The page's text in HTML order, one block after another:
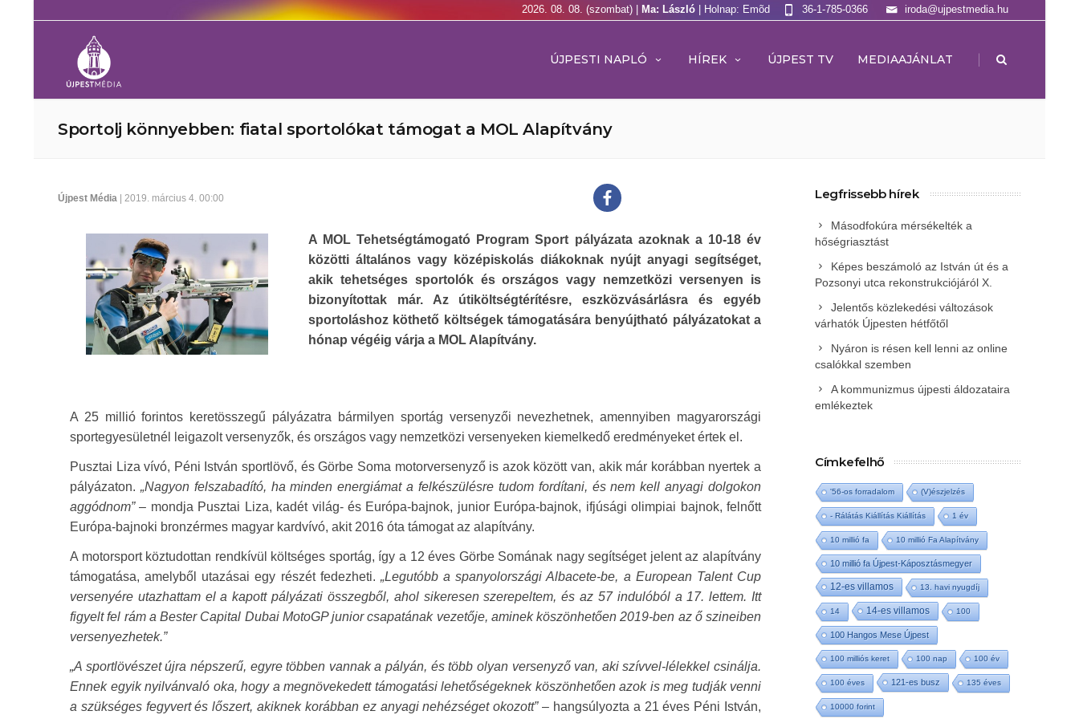
2026. 08. 08. (szombat) | Ma: László | Holnap: Emõd iroda@ujpestmedia.hu
36-1-785-0366
ÚJPESTI NAPLÓ HÍREK ÚJPEST TV MEDIAAJÁNLAT |
Sportolj könnyebben: fiatal sportolókat támogat a MOL Alapítvány
Újpest Média | 2019. március 4. 00:00
A MOL Tehetségtámogató Program Sport pályázata azoknak a 10-18 év
közötti általános vagy középiskolás diákoknak nyújt anyagi segítséget,
akik tehetséges sportolók és országos vagy nemzetközi versenyen is
bizonyítottak már. Az útiköltségtérítésre, eszközvásárlásra és egyéb
sportoláshoz köthető költségek támogatására benyújtható pályázatokat a
hónap végéig várja a MOL Alapítvány.
A 25 millió forintos keretösszegű pályázatra bármilyen sportág versenyzői nevezhetnek, amennyiben magyarországi
sportegyesületnél leigazolt versenyzők, és országos vagy nemzetközi versenyeken kiemelkedő eredményeket értek el.
Pusztai Liza vívó, Péni István sportlövő, és Görbe Soma motorversenyző is azok között van, akik már korábban nyertek a
pályázaton. „Nagyon felszabadító, ha minden energiámat a felkészülésre tudom fordítani, és nem kell anyagi dolgokon
aggódnom”– mondja Pusztai Liza, kadét világ- és Európa-bajnok, junior Európa-bajnok, ifjúsági olimpiai bajnok, felnőtt
Európa-bajnoki bronzérmes magyar kardvívó, akit 2016 óta támogat az alapítvány.
A motorsport köztudottan rendkívül költséges sportág, így a 12 éves Görbe Somának nagy segítséget jelent az alapítvány
támogatása, amelyből utazásai egy részét fedezheti. „Legutóbb a spanyolországi Albacete-be, a European Talent Cup
versenyére utazhattam el a kapott pályázati összegből, ahol sikeresen szerepeltem, és az 57 indulóból a 17. lettem. Itt
figyelt fel rám a Bester Capital Dubai MotoGP junior csapatának vezetője, aminek köszönhetően 2019-ben az ő szineiben
versenyezhetek.”
„A sportlövészet újra népszerű, egyre többen vannak a pályán, és több olyan versenyző van, aki szívvel-lélekkel csinálja.
Ennek egyik nyilvánvaló oka, hogy a megnövekedett támogatási lehetőségeknek köszönhetően azok is meg tudják venni
a szükséges fegyvert és lőszert, akiknek korábban ez anyagi nehézséget okozott”– hangsúlyozta a 21 éves Péni István,
Legfrissebb hírek
Másodfokúra mérsékelték a
hőségriasztást
Képes beszámoló az István út és a
Pozsonyi utca rekonstrukciójáról X.
Jelentős közlekedési változások
várhatók Újpesten hétfőtől
Nyáron is résen kell lenni az online
csalókkal szemben
A kommunizmus újpesti áldozataira
emlékeztek
Címkefelhő
'56-os forradalom (V)észjelzés
- Rálátás Kiállítás Kiállítás 1 év
10 millió fa 10 millió Fa Alapítvány
10 millió fa Újpest-Káposztásmegyer
12-es villamos 13. havi nyugdíj
14 14-es villamos 100
100 Hangos Mese Újpest
100 milliós keret 100 nap 100 év
100 éves 121-es busz 135 éves
10000 forint